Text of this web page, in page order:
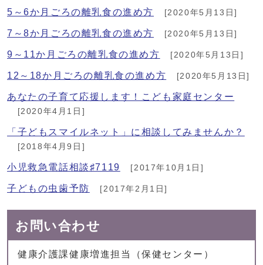
5～6か月ごろの離乳食の進め方 [2020年5月13日]
7～8か月ごろの離乳食の進め方 [2020年5月13日]
9～11か月ごろの離乳食の進め方 [2020年5月13日]
12～18か月ごろの離乳食の進め方 [2020年5月13日]
あなたの子育て応援します！こども家庭センター
[2020年4月1日]
「子どもスマイルネット」に相談してみませんか？
[2018年4月9日]
小児救急電話相談♯7119 [2017年10月1日]
子どもの虫歯予防 [2017年2月1日]
お問い合わせ
健康介護課健康増進担当（保健センター）